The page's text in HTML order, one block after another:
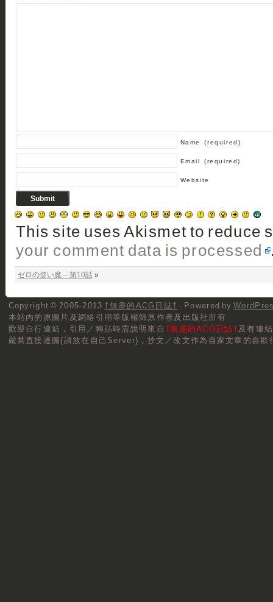
Name (required)
Email (required)
Website
This site uses Akismet to reduce
your comment data is processed
ゼロの使い魔 – 第10話»
Copyright © 2005-2013 †無盡的ACG日誌† · Powered by
本站內的原圖片及網絡引用等版權歸原作者及出版社所有
歡迎自行連結， 引用／轉貼時需說明來自 †無盡的ACG日誌†及有連
嚴禁直接連圖(請放在自己Server)，抄文／改文作為自家文章的自欺